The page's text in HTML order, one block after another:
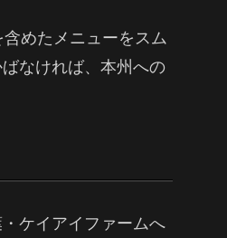
めたメニューをスム
なければ、本州への
ケイアイファームへ